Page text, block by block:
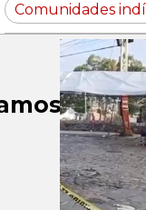
Comunidades